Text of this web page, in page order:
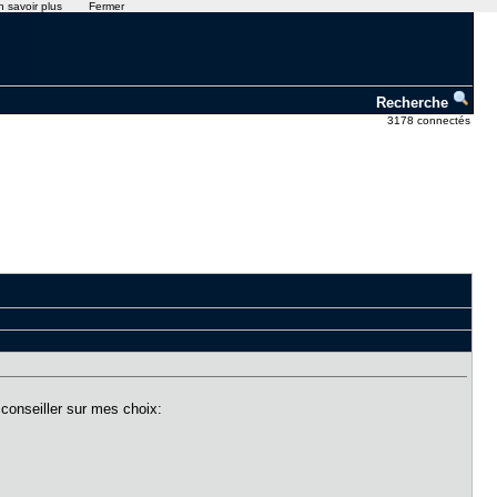
Recherche
3178 connectés
sur mes choix:
savoir plus Fermer